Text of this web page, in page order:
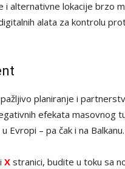
i alternativne lokacije brzo
alata za kontrolu
planiranje i
efekata masovnog
Evropi – pa čak i na Balkanu.
i X stranici, budite u toku sa